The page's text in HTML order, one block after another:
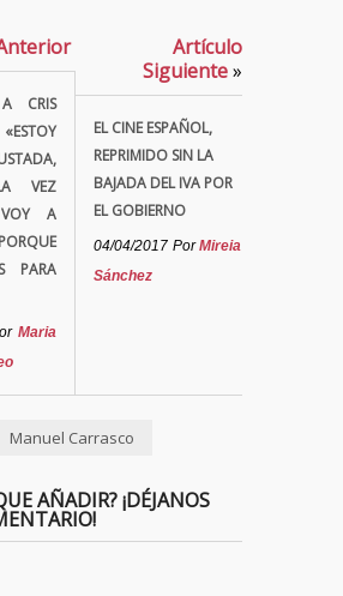
A CRIS
VEZ
A
PARA
Maria
Artículo
Siguiente»
EL CINE ESPAÑOL,
REPRIMIDO SIN LA
BAJADA DEL IVA POR
EL GOBIERNO
04/04/2017 PorMireia
Sánchez
Manuel Carrasco
AÑADIR? ¡DÉJANOS